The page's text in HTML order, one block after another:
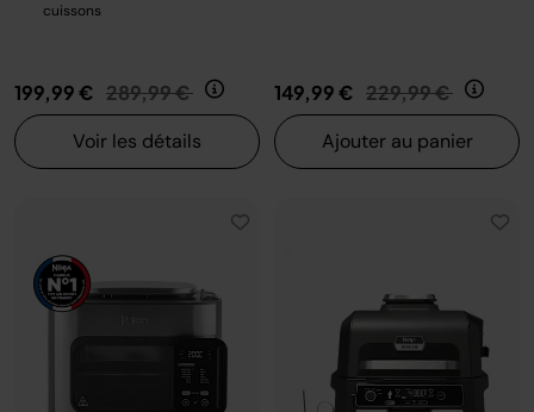
cuissons
199,99 € Prix réduit de
289,99 € au
Voir les détails
149,99 € Prix réduit de
229,99 € au
Ajouter au panier